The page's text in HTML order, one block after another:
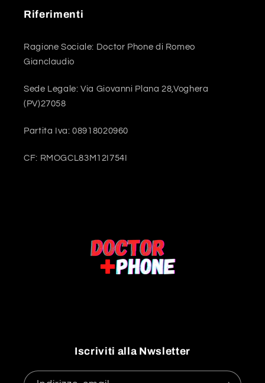
Riferimenti
Ragione Sociale: Doctor Phone di Romeo
Gianclaudio
Sede Legale: Via Giovanni Plana 28,Voghera
(PV)27058
Partita Iva: 08918020960
CF: RMOGCL83M12I754I
Iscriviti alla Nwsletter